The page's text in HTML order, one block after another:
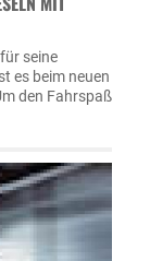
seine
es beim neuen
den Fahrspaß